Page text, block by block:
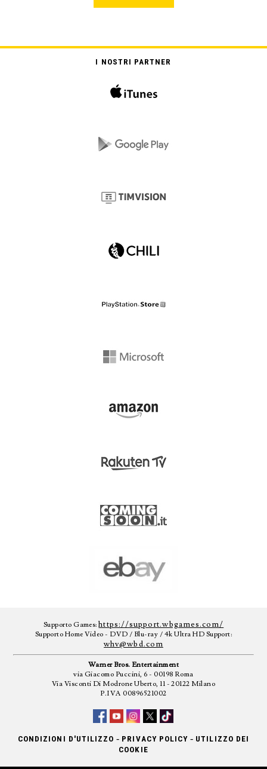
I NOSTRI PARTNER
Supporto Games:https://support.wbgames.com/
Supporto Home Video - DVD / Blu-ray / 4k Ultra HD Support:
whv@wbd.com
Warner Bros. Entertainment
via Giacomo Puccini, 6 - 00198 Roma
Via Visconti Di Modrone Uberto, 11 - 20122 Milano
P.IVA 00896521002
CONDIZIONI D'UTILIZZO - PRIVACY POLICY - UTILIZZO DEI
COOKIE